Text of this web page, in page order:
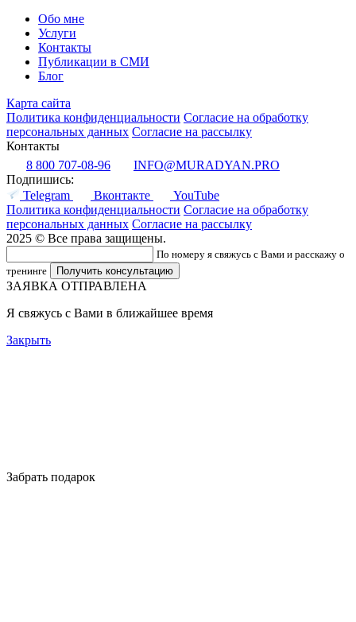
Обо мне
Услуги
Контакты
Публикации в СМИ
Блог
Карта сайта
Политика конфиденциальности Согласие на обработку
персональных данных Согласие на рассылку
Контакты
8 800 707-08-96
INFO@MURADYAN.PRO
Подпишись:
Telegram
Вконтакте
YouTube
Политика конфиденциальности Согласие на обработку
персональных данных Согласие на рассылку
2025 © Все права защищены.
По номеру я свяжусь с Вами и расскажу о
тренинге
ЗАЯВКА ОТПРАВЛЕНА
Я свяжусь с Вами в ближайшее время
Закрыть
Забрать подарок